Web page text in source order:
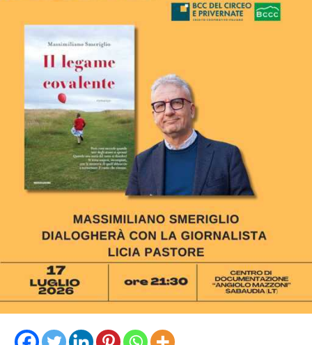
patrimonio da custodire, la legalità come valore da
trasmettere alle nuove generazioni. È questo il filo
conduttore dell’incontro, che vuole essere molto più
della presentazione di un libro: un momento di
confronto sul lascito morale e civile di Giovanni
Falcone, raccontato non soltanto come il magistrato
che ha rivoluzionato il contrasto alla criminalità
organizzata, ma come un uomo capace di indicare una
strada fatta di rigore, coraggio e senso dello Stato.